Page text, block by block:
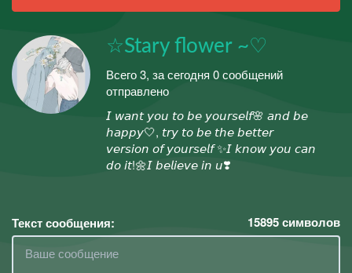
☆Stary flower ~♡
Всего 3, за сегодня 0 сообщений
отправлено
𝘐 𝘸𝘢𝘯𝘵 𝘺𝘰𝘶 𝘵𝘰 𝘣𝘦 𝘺𝘰𝘶𝘳𝘴𝘦𝘭𝘧🌸 𝘢𝘯𝘥 𝘣𝘦
𝘩𝘢𝘱𝘱𝘺🤍, 𝘵𝘳𝘺 𝘵𝘰 𝘣𝘦 𝘵𝘩𝘦 𝘣𝘦𝘵𝘵𝘦𝘳
𝘷𝘦𝘳𝘴𝘪𝘰𝘯 𝘰𝘧 𝘺𝘰𝘶𝘳𝘴𝘦𝘭𝘧 ✨𝘐 𝘬𝘯𝘰𝘸 𝘺𝘰𝘶 𝘤𝘢𝘯
𝘥𝘰 𝘪𝘵!🌼𝘐 𝘣𝘦𝘭𝘪𝘦𝘷𝘦 𝘪𝘯 𝘶❣️
Текст сообщения: 15895символов